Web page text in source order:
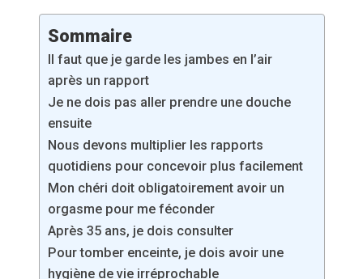
Sommaire
Il faut que je garde les jambes en l’air
après un rapport
Je ne dois pas aller prendre une douche
ensuite
Nous devons multiplier les rapports
quotidiens pour concevoir plus facilement
Mon chéri doit obligatoirement avoir un
orgasme pour me féconder
Après 35 ans, je dois consulter
Pour tomber enceinte, je dois avoir une
hygiène de vie irréprochable